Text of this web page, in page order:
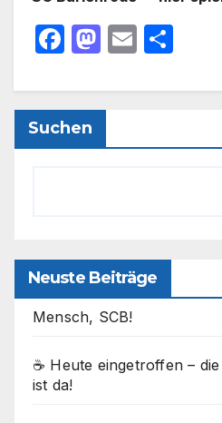
F
c
e
b
M
st
d
E
ail le
Suchen
Neuste Beiträge
Mensch, SCB!
☕ Heute eingetroffen –
ist da!